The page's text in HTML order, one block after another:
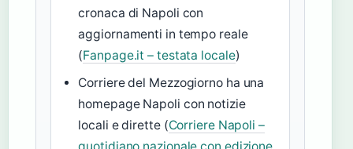
cronaca di Napoli con
aggiornamenti in tempo reale
(Fanpage.it – testata locale)
Corriere del Mezzogiorno ha una
homepage Napoli con notizie
locali e dirette (Corriere Napoli –